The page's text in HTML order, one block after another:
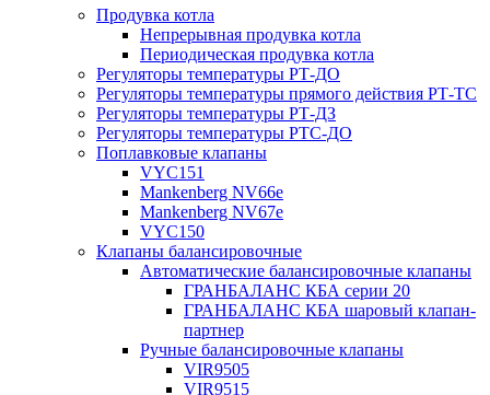
Продувка котла
Непрерывная продувка котла
Периодическая продувка котла
Регуляторы температуры РТ-ДО
Регуляторы температуры прямого действия РТ-ТС
Регуляторы температуры РТ-ДЗ
Регуляторы температуры РТС-ДО
Поплавковые клапаны
VYC151
Mankenberg NV66e
Mankenberg NV67e
VYC150
Клапаны балансировочные
Автоматические балансировочные клапаны
ГРАНБАЛАНС КБА серии 20
ГРАНБАЛАНС КБА шаровый клапан-
партнер
Ручные балансировочные клапаны
VIR9505
VIR9515